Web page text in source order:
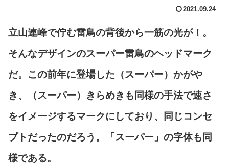
2021.09.24
立山連峰で佇む雷鳥の背後から一筋の光が！。
そんなデザインのスーパー雷鳥のヘッドマーク
だ。この前年に登場した（スーパー）かがや
き、（スーパー）きらめきも同様の手法で速さ
をイメージするマークにしており、同じコンセ
プトだったのだろう。「スーパー」の字体も同
様である。